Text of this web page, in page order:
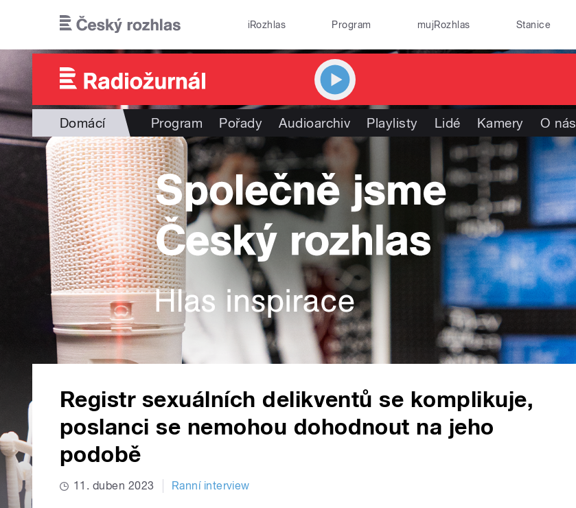
iRozhlas Program mujRozhlas Stanice
Domácí Program Pořady Audioarchiv Playlisty Lidé Kamery O nás
Registr sexuálních delikventů se komplikuje,
poslanci se nemohou dohodnout na jeho
podobě
11. duben 2023 Ranní interview